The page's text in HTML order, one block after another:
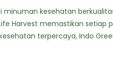
kesehatan
Harvest memastikan setiap
terpercaya, Indo